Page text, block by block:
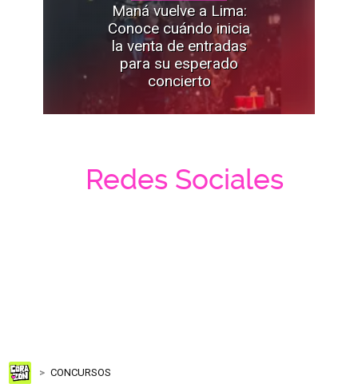
Maná vuelve a Lima:
Conoce cuándo inicia
la venta de entradas
para su esperado
concierto
Redes Sociales
CONCURSOS